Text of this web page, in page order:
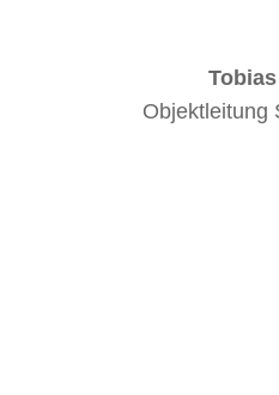
Objektleitung